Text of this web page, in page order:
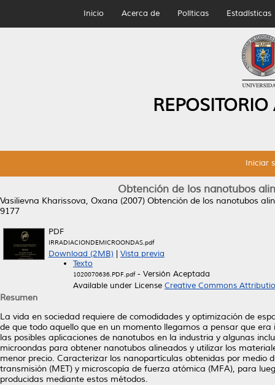
Inicio Acerca de Políticas Estadísticas
Iniciar
Obtención de los nanotubos
Vasilievna Kharissova, Oxana (2007) Obtención de los nanotubos
9177
PDF
IRRADIACIONDEMICROONDAS.pdf
Download (2MB)
Vista previa
Texto
1020070636.PDF.pdf- Versión Aceptada
Available under License Creative Commons
Resumen
La vida en sociedad requiere de comodidades y optimización de
de que todo aquello que en un momento llegamos a pensar que
las posibles aplicaciones de nanotubos en la industria y algunas
microondas para obtener nanotubos alineados y utilizar los
menor precio. Caracterizar los nanopartículas obtenidas por medio
transmisión (MET) y microscopía de fuerza atómica (MFA), para
producidas mediante estos métodos.